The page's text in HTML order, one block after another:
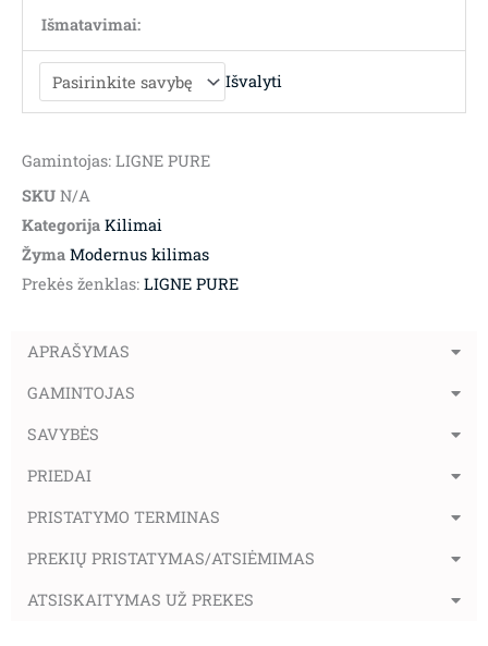
Išmatavimai:
Išvalyti
Gamintojas: LIGNE PURE
SKU N/A
Kategorija Kilimai
Žyma Modernus kilimas
Prekės ženklas: LIGNE PURE
APRAŠYMAS
GAMINTOJAS
SAVYBĖS
PRIEDAI
PRISTATYMO TERMINAS
PREKIŲ PRISTATYMAS/ATSIĖMIMAS
ATSISKAITYMAS UŽ PREKES